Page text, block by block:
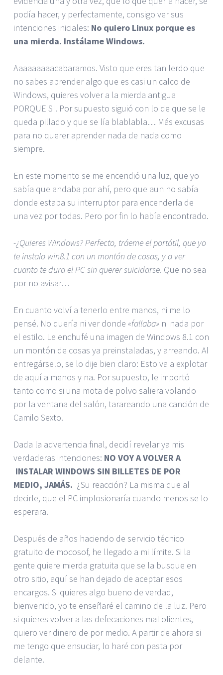
podía hacer, y perfectamente, consigo ver sus
intenciones iniciales: No quiero Linux porque es
una mierda. Instálame Windows.
Aaaaaaaaacabaramos. Visto que eres tan lerdo que
no sabes aprender algo que es casi un calco de
Windows, quieres volver a la mierda antigua
PORQUE SI. Por supuesto siguió con lo de que se le
queda pillado y que se lía blablabla… Más excusas
para no querer aprender nada de nada como
siempre.
En este momento se me encendió una luz, que yo
sabía que andaba por ahí, pero que aun no sabía
donde estaba su interruptor para encenderla de
una vez por todas. Pero por fin lo había encontrado.
-¿Quieres Windows? Perfecto, tráeme el portátil, que yo
te instalo win8.1 con un montón de cosas, y a ver
cuanto te dura el PC sin querer suicidarse. Que no sea
por no avisar…
En cuanto volví a tenerlo entre manos, ni me lo
pensé. No quería ni ver donde «fallaba» ni nada por
el estilo. Le enchufé una imagen de Windows 8.1 con
un montón de cosas ya preinstaladas, y arreando. Al
entregárselo, se lo dije bien claro: Esto va a explotar
de aquí a menos y na. Por supuesto, le importó
tanto como si una mota de polvo saliera volando
por la ventana del salón, tarareando una canción de
Camilo Sexto.
Dada la advertencia final, decidí revelar ya mis
verdaderas intenciones: NO VOY A VOLVER A
INSTALAR WINDOWS SIN BILLETES DE POR
MEDIO, JAMÁS. ¿Su reacción? La misma que al
decirle, que el PC implosionaría cuando menos se lo
esperara.
Después de años haciendo de servicio técnico
gratuito de mocosof, he llegado a mi límite. Si la
gente quiere mierda gratuita que se la busque en
otro sitio, aquí se han dejado de aceptar esos
encargos. Si quieres algo bueno de verdad,
bienvenido, yo te enseñaré el camino de la luz. Pero
si quieres volver a las defecaciones mal olientes,
quiero ver dinero de por medio. A partir de ahora si
me tengo que ensuciar, lo haré con pasta por
delante.